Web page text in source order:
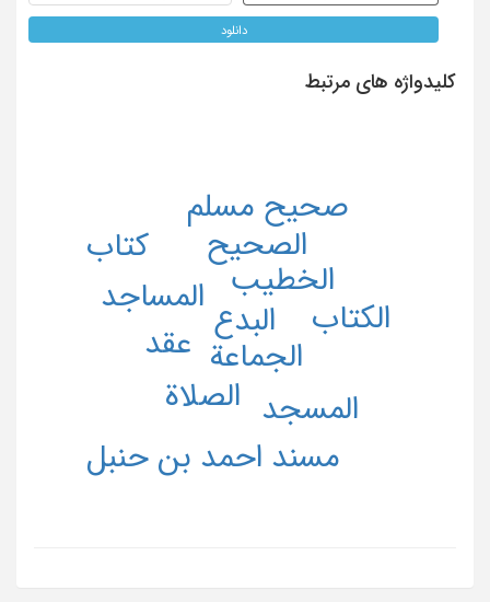
دانلود
کلیدواژه های مرتبط
البدع
الجماعة
الخطیب
الصحیح
الصلاة
المساجد
المسجد
الکتاب
صحیح مسلم
عقد
مسند احمد بن حنبل
کتاب